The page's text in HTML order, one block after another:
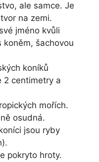
ale samce. Je
na zemi.
jméno kvůli
šachovou
koníků
2 centimetry a
mořích.
osudná.
jsou ryby
pokryto hroty.